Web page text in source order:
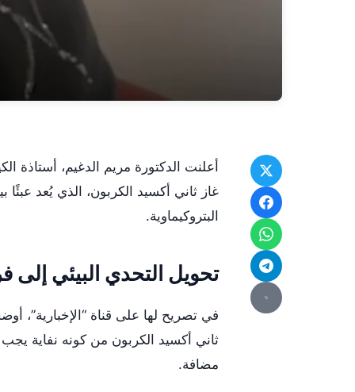
أعلنت الدكتورة مريم الدغيم، أستاذة
غاز ثاني أكسيد الكربون، الذي يُعد عبئًا
البتروكيماوية.
تحويل التحدي البيئي إلى
في تصريح لها على قناة “الإخبارية”،
ثاني أكسيد الكربون من كونه نفاية
مضافة.